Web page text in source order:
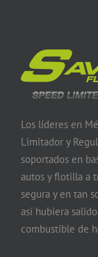
Los líderes en
Limitador y
soportados en
autos y flotilla a
segura y en tan
así hubiera
combustible de